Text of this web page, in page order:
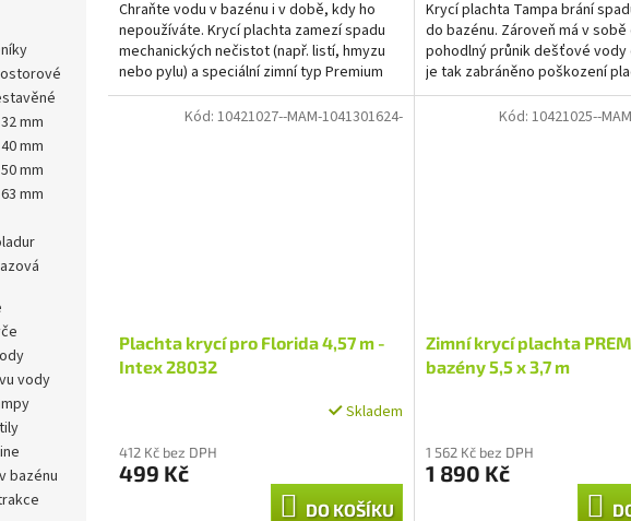
mm
mm
mm
mm
vody
bazénu
Chraňte vodu v bazénu i v době, kdy ho
nepoužíváte. Krycí plachta zamezí spadu
mechanických nečistot (např. listí, hmyzu
nebo pylu) a speciální zimní typ Premium
díky zesílené...
Krycí plachta Tampa brání
do bazénu. Zároveň má v
pohodlný průnik dešťové vody
je tak zabráněno poškození
tíhy napršené...
Plachta krycí pro Florida 4,57 m -
Intex 28032
Skladem
412 Kč bez DPH
499 Kč
DO KOŠÍKU
Kód: 10421027--MAM-1041301624-
Zimní krycí plachta
bazény 5,5 x 3,7 m
1 562 Kč bez DPH
1 890 Kč
Kód: 10421025--